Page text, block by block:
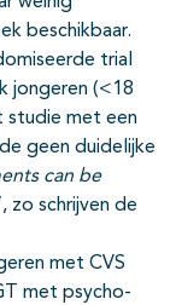
beschikbaar.
trial
jongeren (<18
met een
geen duidelijke
can be
zo schrijven de
met CVS
met psycho-